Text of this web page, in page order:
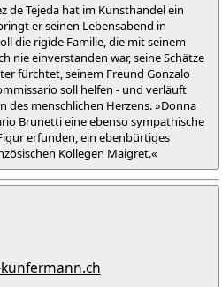
de Tejeda hat im Kunsthandel ein
er seinen Lebensabend in
die rigide Familie, die mit seinem
nie einverstanden war, seine Schätze
fürchtet, seinem Freund Gonzalo
soll helfen - und verläuft
des menschlichen Herzens. »Donna
Brunetti eine ebenso sympathische
erfunden, ein ebenbürtiges
Kollegen Maigret.«